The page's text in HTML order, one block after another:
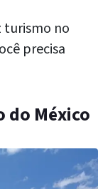
turismo no
precisa
do México